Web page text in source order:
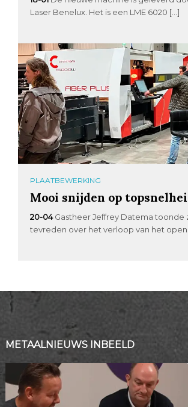
Laser Benelux. Het is een LME 6020 […]
PLAATBEWERKING
Mooi snijden op
20-04 Gastheer Jeffrey Datema toonde
tevreden over het verloop van het open
METAALNIEUWS INBEELD